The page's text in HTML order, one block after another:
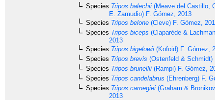
Species Tripos balechii (Meave del Castillo,
E. Zamudio) F. Gómez, 2013
Species Tripos belone (Cleve) F. Gómez, 2013
Species Tripos biceps (Claparède &
2013
Species Tripos bigelowii (Kofoid) F. Gómez,
Species Tripos brevis (Ostenfeld & Schmidt)
Species Tripos brunellii (Rampi) F. Gómez,
Species Tripos candelabrus (Ehrenberg) F.
Species Tripos carnegiei (Graham &
2013